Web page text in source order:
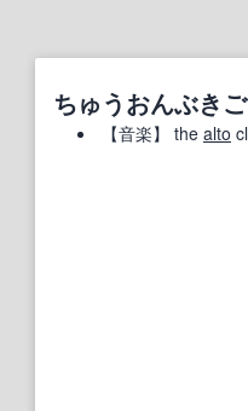
ちゅうおんぶき
【音楽】 the alto